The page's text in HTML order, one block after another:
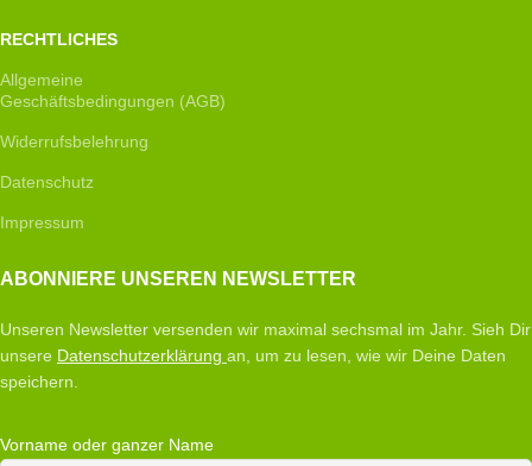
RECHTLICHES
Allgemeine
Geschäftsbedingungen (AGB)
Widerrufsbelehrung
Datenschutz
Impressum
ABONNIERE UNSEREN NEWSLETTER
Unseren Newsletter versenden wir maximal sechsmal im Jahr. Sieh Dir
unsere Datenschutzerklärung an, um zu lesen, wie wir Deine Daten
speichern.
Vorname oder ganzer Name